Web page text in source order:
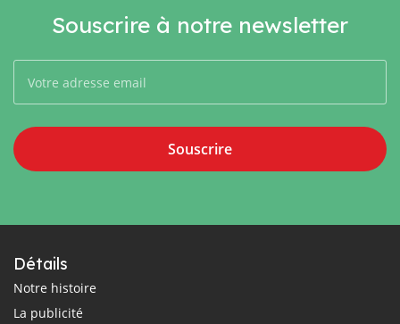
Souscrire à notre newsletter
Souscrire
Détails
Notre histoire
La publicité